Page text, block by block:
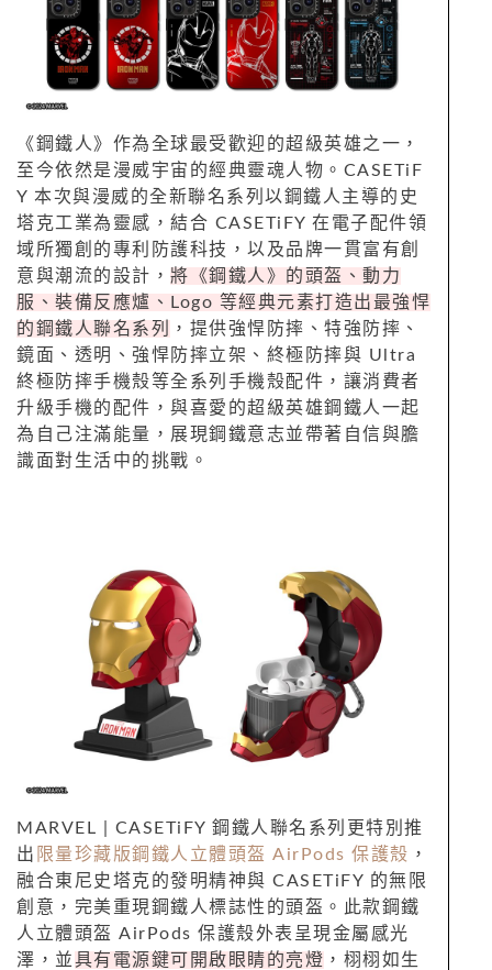
《鋼鐵人》作為全球最受歡迎的超級英雄之一，
至今依然是漫威宇宙的經典靈魂人物。CASETiF
Y 本次與漫威的全新聯名系列以鋼鐵人主導的史
塔克工業為靈感，結合 CASETiFY 在電子配件領
域所獨創的專利防護科技，以及品牌一貫富有創
意與潮流的設計， 將《鋼鐵人》的頭盔、動力
服、裝備反應爐、Logo 等經典元素打造出最強悍
的鋼鐵人聯名系列
，提供強悍防摔、特強防摔、
鏡面、透明、強悍防摔立架、終極防摔與 Ultra
終極防摔手機殼等全系列手機殼配件，讓消費者
升級手機的配件，與喜愛的超級英雄鋼鐵人一起
為自己注滿能量，展現鋼鐵意志並帶著自信與膽
識面對生活中的挑戰。
MARVEL | CASETiFY 鋼鐵人聯名系列更特別推
出 限量珍藏版鋼鐵人立體頭盔 AirPods 保護殼 ，
融合東尼史塔克的發明精神與 CASETiFY 的無限
創意，完美重現鋼鐵人標誌性的頭盔。此款鋼鐵
人立體頭盔 AirPods 保護殼外表呈現金屬感光
澤，並具有電源鍵可開啟眼睛的亮燈 ，栩栩如生